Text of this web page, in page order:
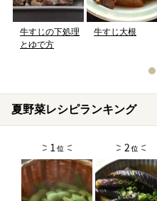
牛すじの下処理
とゆで方
牛すじ大根
夏野菜レシピランキング